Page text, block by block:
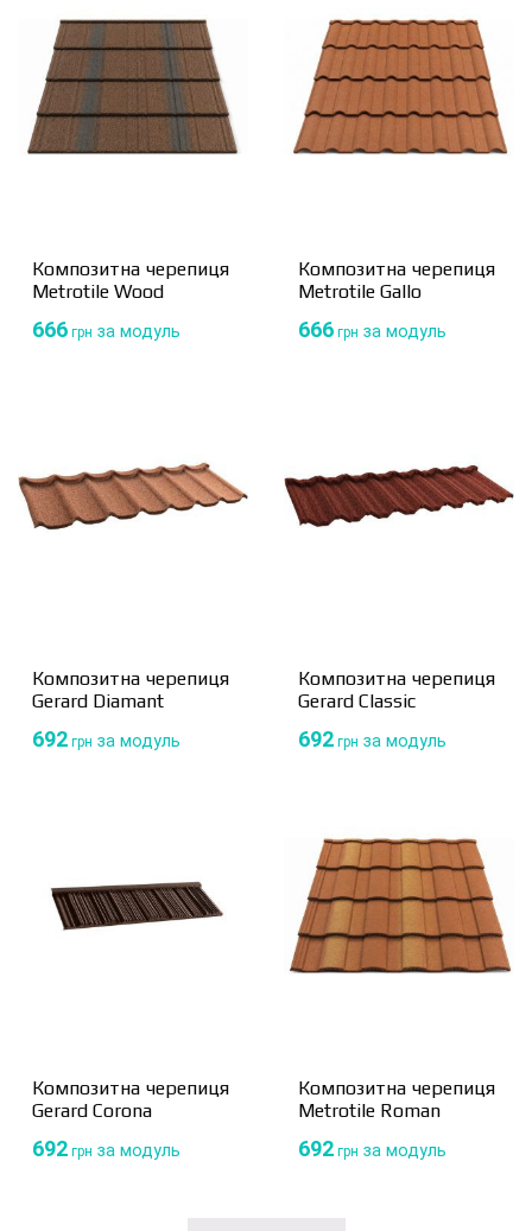
Композитна черепиця
Metrotile Wood
666 грн за модуль
Композитна черепиця
Metrotile Gallo
666 грн за модуль
Композитна черепиця
Gerard Diamant
692 грн за модуль
Композитна черепиця
Gerard Classic
692 грн за модуль
Композитна черепиця
Gerard Corona
692 грн за модуль
Композитна черепиця
Metrotile Roman
692 грн за модуль